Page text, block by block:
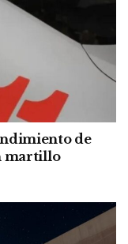
de
martillo